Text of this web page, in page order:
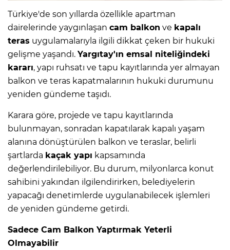
Türkiye'de son yıllarda özellikle apartman
dairelerinde yaygınlaşan cam balkon ve kapalı
teras uygulamalarıyla ilgili dikkat çeken bir hukuki
gelişme yaşandı. Yargıtay'ın emsal niteliğindeki
kararı, yapı ruhsatı ve tapu kayıtlarında yer almayan
balkon ve teras kapatmalarının hukuki durumunu
yeniden gündeme taşıdı.
Karara göre, projede ve tapu kayıtlarında
bulunmayan, sonradan kapatılarak kapalı yaşam
alanına dönüştürülen balkon ve teraslar, belirli
şartlarda kaçak yapı kapsamında
değerlendirilebiliyor. Bu durum, milyonlarca konut
sahibini yakından ilgilendirirken, belediyelerin
yapacağı denetimlerde uygulanabilecek işlemleri
de yeniden gündeme getirdi.
Sadece Cam Balkon Yaptırmak Yeterli
Olmayabilir